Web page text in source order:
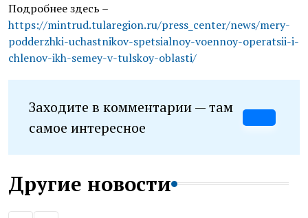
Подробнее здесь –
https://mintrud.tularegion.ru/press_center/news/mery-
podderzhki-uchastnikov-spetsialnoy-voennoy-operatsii-i-
chlenov-ikh-semey-v-tulskoy-oblasti/
Заходите в комментарии — там
самое интересное
Другие новости